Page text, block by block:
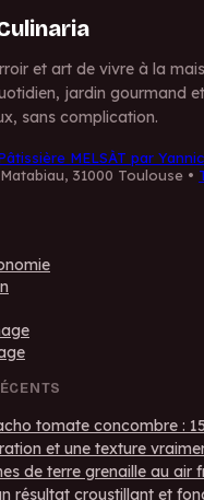
et art de vivre à la
jardin gourmand et
sans complication.
MELSÀT par
31000 Toulouse •
tomate concombre :
et une texture
de terre grenaille au air
résultat croustillant et